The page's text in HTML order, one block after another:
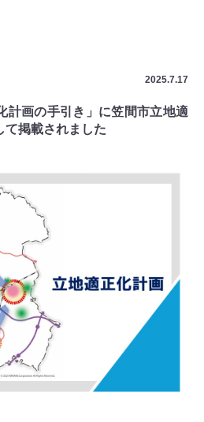
2025.7.17
計画の手引き」に笠間市立地適
て掲載されました